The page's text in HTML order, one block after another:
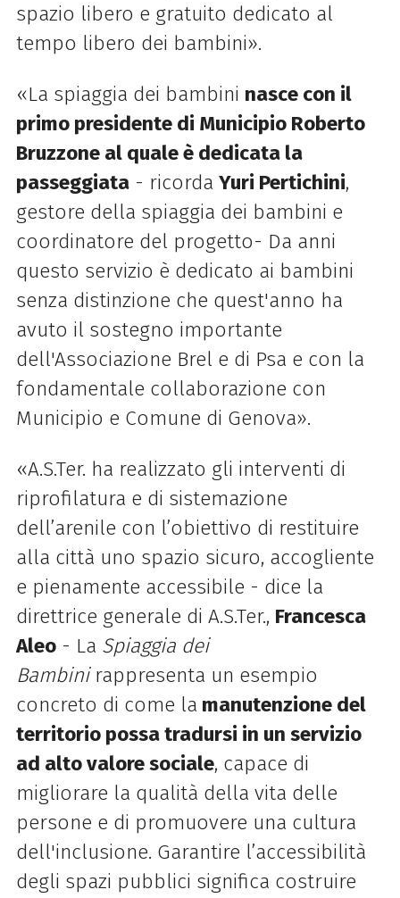
spazio libero e gratuito dedicato al
tempo libero dei bambini».
«La spiaggia dei bambini nasce con il
primo presidente di Municipio Roberto
Bruzzone al quale è dedicata la
passeggiata- ricorda Yuri Pertichini,
gestore della spiaggia dei bambini e
coordinatore del progetto- Da anni
questo servizio è dedicato ai bambini
senza distinzione che quest'anno ha
avuto il sostegno importante
dell'Associazione Brel e di Psa e con la
fondamentale collaborazione con
Municipio e Comune di Genova».
«A.S.Ter. ha realizzato gli interventi di
riprofilatura e di sistemazione
dell’arenile con l’obiettivo di restituire
alla città uno spazio sicuro, accogliente
e pienamente accessibile - dice la
direttrice generale di A.S.Ter., Francesca
Aleo- La Spiaggia dei
Bambinirappresenta un esempio
concreto di come la manutenzione del
territorio possa tradursi in un servizio
ad alto valore sociale, capace di
migliorare la qualità della vita delle
persone e di promuovere una cultura
dell'inclusione. Garantire l’accessibilità
degli spazi pubblici significa costruire